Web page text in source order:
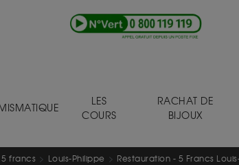
LES
COURS
RACHAT DE
BIJOUX
5 francs Louis-Philippe Restauration - 5 Francs